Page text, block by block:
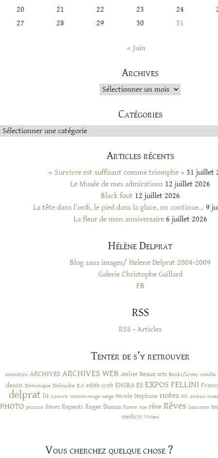
20
21 22 23 24
27
28 29 30 31
« Juin
Archives
Archives
Catégories
Catégories
Articles récents
« Survivre est suffisant comme triomphe » 31 juillet
Le Musée de mes admirations 12 juillet 2026
Black foot 12 juillet 2026
La tête dans l’ordi, le pied dans la glace, on continue… 9
La fleur de mon anniversaire 6 juillet 2026
Hélène Delprat
Blog sans images/ Helene Delprat 2004-2009
Galerie Christophe Gaillard
FB
RSS
RSS - Articles
Tenter de s’y retrouver
animation ARCHIVES ARCHIVES WEB atelier Beaux arts Books/Livres camille
dessin Dominique Delouche E.S edith scob ENSBA ES EXPOS FELLINI
delprat lit Louvre maison rouge neige NIcole Stephane notes NS oiseau
PHOTO picasso Rêves Repenti Roger Dumas Rome rue rêve Rêves Sans nom
medicis Viviers
Vous cherchez quelque chose ?